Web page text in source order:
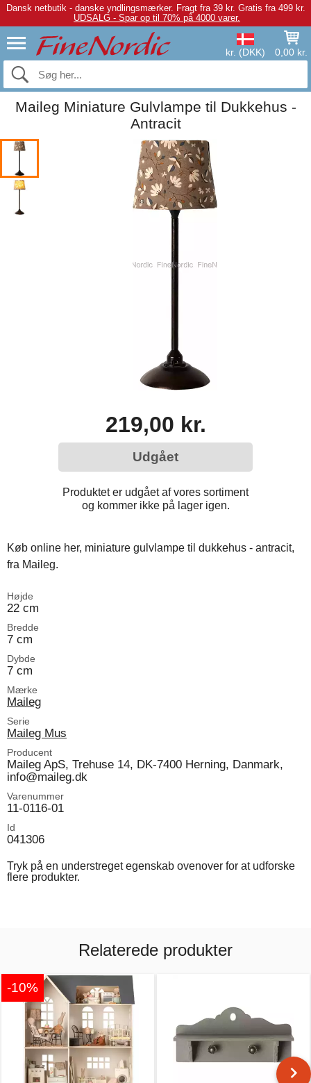
Dansk netbutik - danske yndlingsmærker. Fragt fra 39 kr. Gratis fra 499 kr.
UDSALG - Spar op til 70% på 4000 varer.
kr. (DKK) 0,00 kr.
Maileg Miniature Gulvlampe til Dukkehus -
Antracit
219,00 kr.
Udgået
Produktet er udgået af vores sortiment
og kommer ikke på lager igen.
Køb online her, miniature gulvlampe til dukkehus - antracit,
fra Maileg.
Højde
22 cm
Bredde
7 cm
Dybde
7 cm
Mærke
Maileg
Serie
Maileg Mus
Producent
Maileg ApS, Trehuse 14, DK-7400 Herning, Danmark,
info@maileg.dk
Varenummer
11-0116-01
Id
041306
Tryk på en understreget egenskab ovenover for at udforske
flere produkter.
Relaterede produkter
-10%